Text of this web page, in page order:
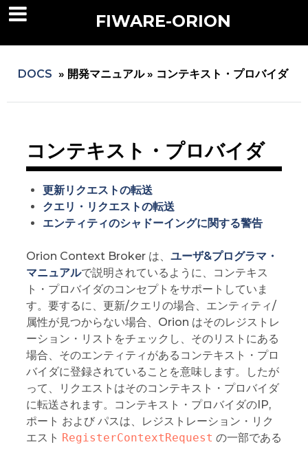
FIWARE-ORION
DOCS » 開発マニュアル » コンテキスト・プロバイダ
コンテキスト・プロバイダ
更新リクエストの転送
クエリ・リクエストの転送
エンティティのシャドーイングに関する警告
Orion Context Broker は、 ユーザ&プログラマ・
マニュアルで説明されているように、コンテキス
ト・プロバイダのコンセプトをサポートしていま
す。要するに、更新/クエリの場合、エンティティ/
属性が見つからない場合、Orion はそのレジストレ
ーション・リストをチェックし、そのリストにある
場合、そのエンティティがあるコンテキスト・プロ
バイダに登録されていることを意味します。したが
って、リクエストはそのコンテキスト・プロバイダ
に転送されます。コンテキスト・プロバイダのIP,
ポート および パスは、レジストレーション・リク
エスト RegisterContextRequest の一部である